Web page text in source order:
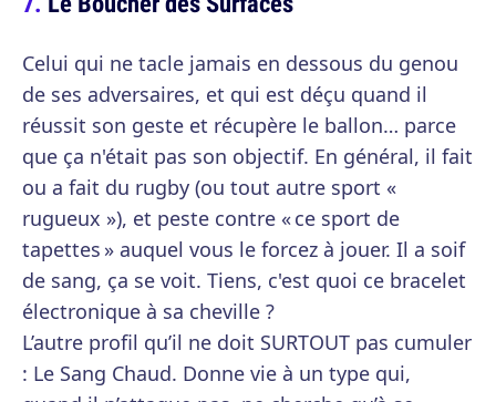
Celui qui ne tacle jamais en dessous du genou
de ses adversaires, et qui est déçu quand il
réussit son geste et récupère le ballon… parce
que ça n'était pas son objectif. En général, il fait
ou a fait du rugby (ou tout autre sport «
rugueux »), et peste contre « ce sport de
tapettes » auquel vous le forcez à jouer. Il a soif
de sang, ça se voit. Tiens, c'est quoi ce bracelet
électronique à sa cheville ?
L’autre profil qu’il ne doit SURTOUT pas cumuler
: Le Sang Chaud. Donne vie à un type qui,